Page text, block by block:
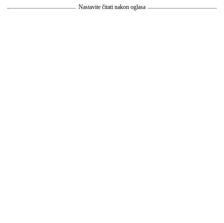
Nastavite čitati nakon oglasa